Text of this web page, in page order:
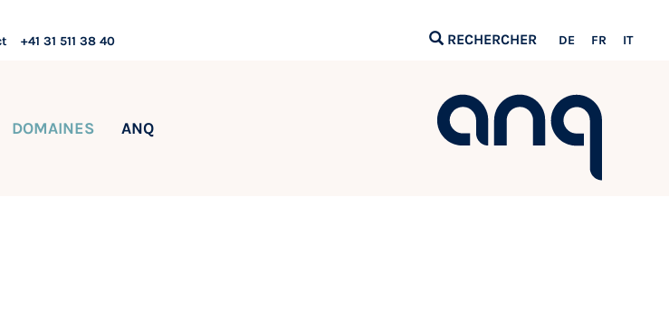
+41 31 511 38 40 RECHERCHER DE FR IT
DOMAINES ANQ